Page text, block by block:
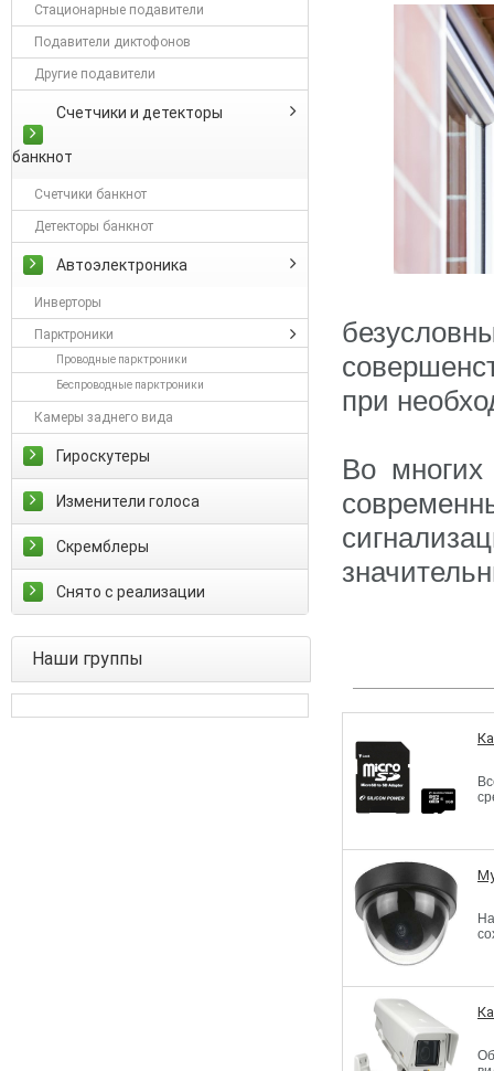
Стационарные подавители
Подавители диктофонов
Другие подавители
Счетчики и детекторы
банкнот
Счетчики банкнот
Детекторы банкнот
Автоэлектроника
Инверторы
Парктроники
Проводные парктроники
Беспроводные парктроники
Камеры заднего вида
Гироскутеры
Изменители голоса
Скремблеры
Снято с реализации
Наши группы
при
Во